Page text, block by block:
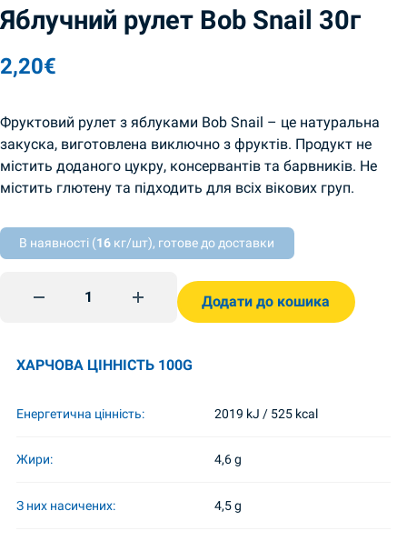
Яблучний рулет Bob Snail 30г
2,20€
Фруктовий рулет з яблуками Bob Snail – це натуральна
закуска, виготовлена ​​виключно з фруктів. Продукт не
містить доданого цукру, консервантів та барвників. Не
містить глютену та підходить для всіх вікових груп.
В наявності (16 кг/шт), готове до доставки
Яблучний рулет Bob Snail 30г quantity
Додати до кошика
ХАРЧОВА ЦІННІСТЬ 100G
Енергетична цінність: 2019 kJ / 525 kcal
Жири: 4,6 g
З них насичених: 4,5 g